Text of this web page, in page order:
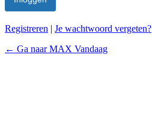
Registreren | Je wachtwoord vergeten?
← Ga naar MAX Vandaag